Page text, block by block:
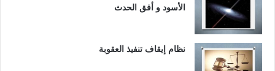
الأسود و أفق الحدث
نظام إيقاف تنفيذ العقوبة